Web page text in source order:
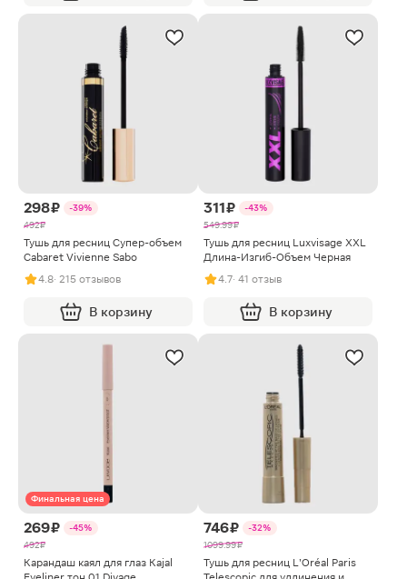
298 ₽
-39%
492 ₽
Тушь для ресниц Супер-объем
Cabaret Vivienne Sabo
4.8· 215 отзывов
В корзину
311 ₽
-43%
549.99 ₽
Тушь для ресниц Luxvisage XXL
Длина-Изгиб-Объем Черная
4.7· 41 отзыв
В корзину
Финальная цена
269 ₽
-45%
492 ₽
Карандаш каял для глаз Kajal
746 ₽
-32%
1099.99 ₽
Тушь для ресниц L’Oréal Paris